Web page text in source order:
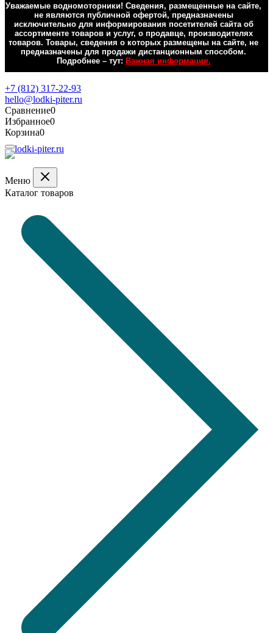
Уважаемые водномоторники! Сведения, размещенные на сайте,
не являются публичной офертой, предназначены
исключительно для информирования посетителей сайта об
ассортименте товаров и услуг, о продавце, производителях
товаров. Товары, сведения о которых размещены на сайте, не
предназначены для продажи дистанционным способом.
Подробнее – тут: Важная информация.
+7 (812) 317-22-93
hello@lodki-piter.ru
Сравнение0
Избранное0
Корзина0
Меню
Каталог товаров